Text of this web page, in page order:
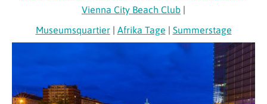
Vienna City Beach Club |
Museumsquartier| Afrika Tage | Summerstage